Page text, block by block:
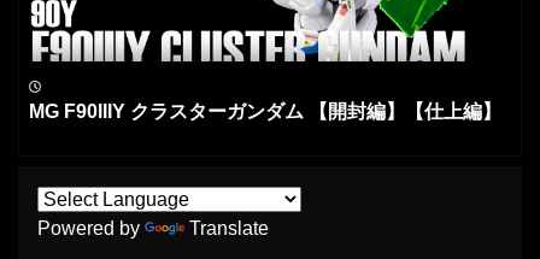
MG F90IIIY クラスターガンダム 【開封編】【仕上編】
Powered by Translate